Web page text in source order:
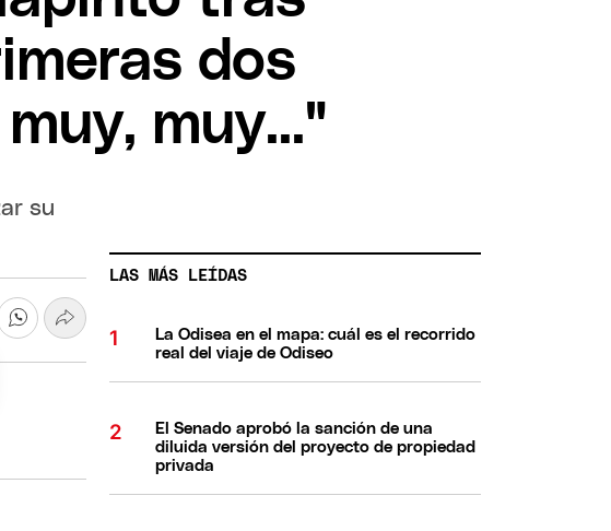
dos
muy..."
su
LAS MÁS LEÍDAS
La Odisea en el mapa: cuál es el recorrido
real del viaje de Odiseo
El Senado aprobó la sanción de una
diluida versión del proyecto de propiedad
privada